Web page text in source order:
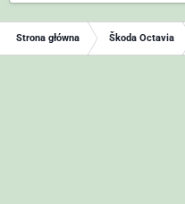
Strona główna Škoda Octavia